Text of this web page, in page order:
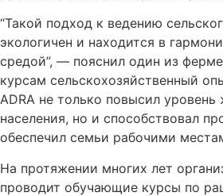
“Такой подход к ведению
экологичен и находится в
средой”, — пояснил один из
курсам сельскохозяйственный
ADRA не только повысил уровень
населения, но и способствовал
обеспечил семьи рабочими
На протяжении многих лет
проводит обучающие курсы по